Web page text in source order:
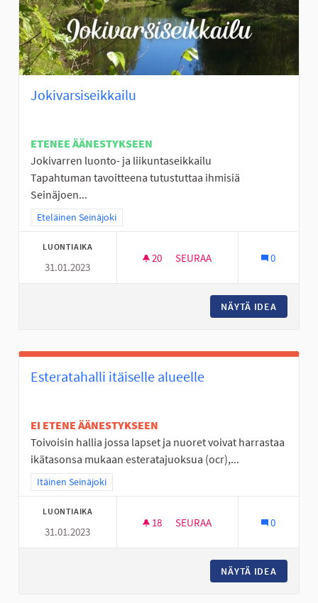
Jokivarsiseikkailu
ETENEE ÄÄNESTYKSEEN
Jokivarren luonto- ja liikuntaseikkailu
Tapahtuman tavoitteena tutustuttaa ihmisiä
Seinäjoen...
Rajaa tulokset teeman mukaan: Eteläinen Seinäjoki
Eteläinen Seinäjoki
LUONTIAIKA
31.01.2023
20 20 SEURAAJAA
SEURAA 0
NÄYTÄ IDEA
Esteratahalli itäiselle alueelle
EI ETENE ÄÄNESTYKSEEN
Toivoisin hallia jossa lapset ja nuoret voivat harrastaa
ikätasonsa mukaan esteratajuoksua (ocr),...
Rajaa tulokset teeman mukaan: Itäinen Seinäjoki
Itäinen Seinäjoki
LUONTIAIKA
31.01.2023
18 18 SEURAAJAA
SEURAA 0
NÄYTÄ IDEA